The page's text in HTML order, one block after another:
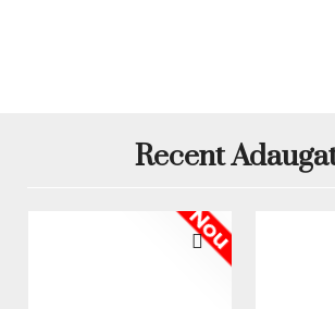
Everin
aspectul său decorativ îl recomandă
întrețineri, acoperiri speciale, accent
nail art cu efect de profunzime. Baza
Recent
Nou